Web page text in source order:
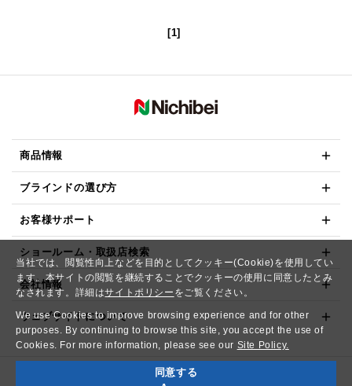
当社では、閲覧性向上などを目的としてクッキー(Cookie)を使用してい
ます。本サイトの閲覧を継続することでクッキーの使用に同意したとみ
なされます。詳細はサイトポリシー をご覧ください。
We use Cookies to improve browsing experience and for other
purposes. By continuing to browse this site, you accept the use of
Cookies. For more information, please see our Site Policy.
同意する
[1]
商品情報
ブラインドの選び方
お客様サポート
ショールーム・取扱店検索
会社情報
ウェブサイトについて
Copyright© NICHIBEI CO.,LTD. All Rights Reserved.